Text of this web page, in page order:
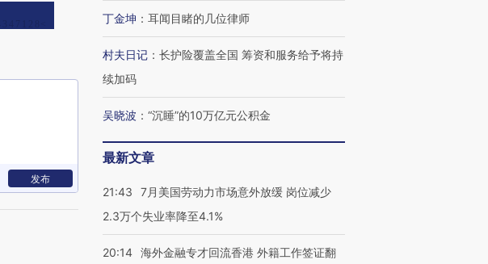
发布
丁金坤 ： 耳闻目睹的几位律师
村夫日记 ： 长护险覆盖全国 筹资和服务给予将持
续加码
吴晓波 ： “沉睡”的10万亿元公积金
最新文章
21:43
7月美国劳动力市场意外放缓 岗位减少
2.3万个失业率降至4.1%
20:14 海外金融专才回流香港 外籍工作签证翻